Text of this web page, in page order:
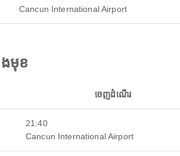
Cancun International Airport
ងមុខ
ចេញដំណើរ
21:40
Cancun International Airport